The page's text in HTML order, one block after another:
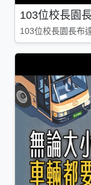
103位校長園
103位校長園長布